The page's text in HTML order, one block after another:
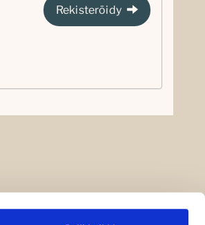
Rekisteröidy